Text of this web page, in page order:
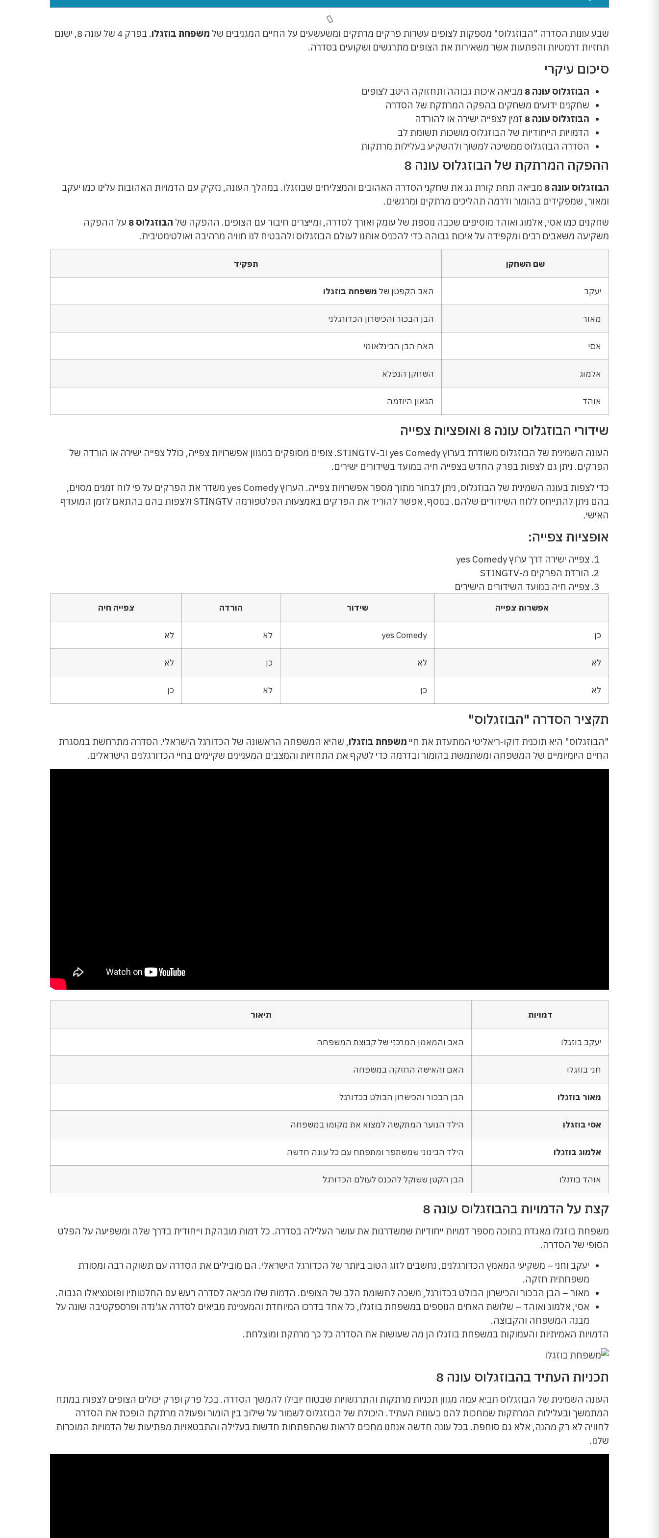
שבע עונות הסדרה "הבוזגלוס" מספקות לצופים עשרות פרקים מרתקים ומשעשעים על החיים המגניבים של משפחת בוזגלו
. בפרק 4 של עונה 8, ישנם
תחזיות דרמטיות והפתעות אשר משאירות את הצופים מתרגשים ושקועים בסדרה.
סיכום עיקרי
הבוזגלוס עונה 8
מביאה איכות גבוהה ותחזוקה היטב לצופים
שחקנים ידועים משחקים בהפקה המרתקת של הסדרה
הבוזגלוס עונה 8
זמין לצפייה ישירה או להורדה
הדמויות הייחודיות של הבוזגלוס מושכות תשומת לב
הסדרה הבוזגלוס ממשיכה למשוך ולהשקיע בעלילות מרתקות
ההפקה המרתקת של הבוזגלוס עונה 8
הבוזגלוס עונה 8
מביאה תחת קורת גג את שחקני הסדרה האהובים והמצליחים שבוזגלו. במהלך העונה, נזקיק עם הדמויות האהובות עלינו כמו יעקב
ומאור, שמפקידים בהומור ודרמה תהליכים מרתקים ומרגשים.
שחקנים כמו אסי, אלמוג ואוהד מוסיפים שכבה נוספת של עומק ואורך לסדרה, ומייצרים חיבור עם הצופים. ההפקה של הבוזגלוס 8
על ההפקה
משקיעה משאבים רבים ומקפידה על איכות גבוהה כדי להכניס אותנו לעולם הבוזגלוס ולהבטיח לנו חוויה מרהיבה ואולטימטיבית.
שם השחקן תפקיד
יעקב האב הקפטן של משפחת בוזגלו
מאור הבן הבכור והכישרון הכדורגלני
אסי האח הבן הבינלאומי
אלמוג השחקן הנפלא
אוהד הגאון היוזמה
שידורי הבוזגלוס עונה 8 ואופציות צפייה
העונה השמינית של הבוזגלוס משודרת בערוץ yes Comedy וב-STINGTV. צופים מסופקים במגוון אפשרויות צפייה, כולל צפייה ישירה או הורדה של
הפרקים. ניתן גם לצפות בפרק החדש בצפייה חיה במועד בשידורים ישירים.
כדי לצפות בעונה השמינית של הבוזגלוס, ניתן לבחור מתוך מספר אפשרויות צפייה. הערוץ yes Comedy משדר את הפרקים על פי לוח זמנים מסוים,
בהם ניתן להתייחס ללוח השידורים שלהם. בנוסף, אפשר להוריד את הפרקים באמצעות הפלטפורמה STINGTV ולצפות בהם בהתאם לזמן המועדף
האישי.
אופציות צפייה:
צפייה ישירה דרך ערוץ yes Comedy
הורדת הפרקים מ-STINGTV
צפייה חיה במועד השידורים הישירים
אפשרות צפייה שידור הורדה צפייה חיה
כן yes Comedy לא לא
לא לא כן לא
לא כן לא כן
תקציר הסדרה "הבוזגלוס"
"הבוזגלוס" היא תוכנית דוקו-ריאליטי המתעדת את חיי משפחת בוזגלו, שהיא המשפחה הראשונה של הכדורגל הישראלי. הסדרה מתרחשת במסגרת
החיים היומיומיים של המשפחה ומשתמשת בהומור ובדרמה כדי לשקף את התחזיות והמצבים המעניינים שקיימים בחיי הכדורגלנים הישראלים.
דמויות תיאור
יעקב בוזגלו האב והמאמן המרכזי של קבוצת המשפחה
חני בוזגלו האם והאישה החזקה במשפחה
מאור בוזגלו הבן הבכור והכישרון הבולט בכדורגל
אסי בוזגלו הילד הנוער המתקשה למצוא את מקומו במשפחה
אלמוג בוזגלו הילד הבינוני שמשתפר ומתפתח עם כל עונה חדשה
אוהד בוזגלו הבן הקטן ששוקל להכנס לעולם הכדורגל
קצת על הדמויות בהבוזגלוס עונה 8
משפחת בוזגלו מאגדת בתוכה מספר דמויות ייחודיות שמשדרגות את עושר העלילה בסדרה. כל דמות מובהקת וייחודית בדרך שלה ומשפיעה על הפלט
הסופי של הסדרה.
יעקב וחני – משקיעי המאמץ הכדורגלנים, נחשבים לזוג הטוב ביותר של הכדורגל הישראלי. הם מובילים את הסדרה עם תשוקה רבה ומסורת
משפחתית חזקה.
מאור – הבן הבכור והכישרון הבולט בכדורגל, משכה לתשומת הלב של הצופים. הדמות שלו מביאה לסדרה רעש עם החלטותיו ופוטנציאלו הגבוה.
אסי, אלמוג ואוהד – שלושת האחים הנוספים במשפחת בוזגלו, כל אחד בדרכו המיוחדת והמעניינת מביאים לסדרה אג'נדה ופרספקטיבה שונה על
מבנה המשפחה והקבוצה.
הדמויות האמיתיות והעמוקות במשפחת בוזגלו הן מה שעושות את הסדרה כל כך מרתקת ומוצלחת.
תכניות העתיד בהבוזגלוס עונה 8
העונה השמינית של הבוזגלוס תביא עמה מגוון תכניות מרתקות והתרגשויות שבטוח יובילו להמשך הסדרה. בכל פרק ופרק יכולים הצופים לצפות במתח
המתמשך ובעלילות המרתקות שמחכות להם בעונות העתיד. היכולת של הבוזגלוס לשמור על שילוב בין הומור ופעולה מרתקת הופכת את הסדרה
לחוויה לא רק מהנה, אלא גם סוחפת. בכל עונה חדשה אנחנו מחכים לראות שהתפתחות חדשות בעלילה והתבטאויות מפתיעות של הדמויות המוכרות
שלנו.